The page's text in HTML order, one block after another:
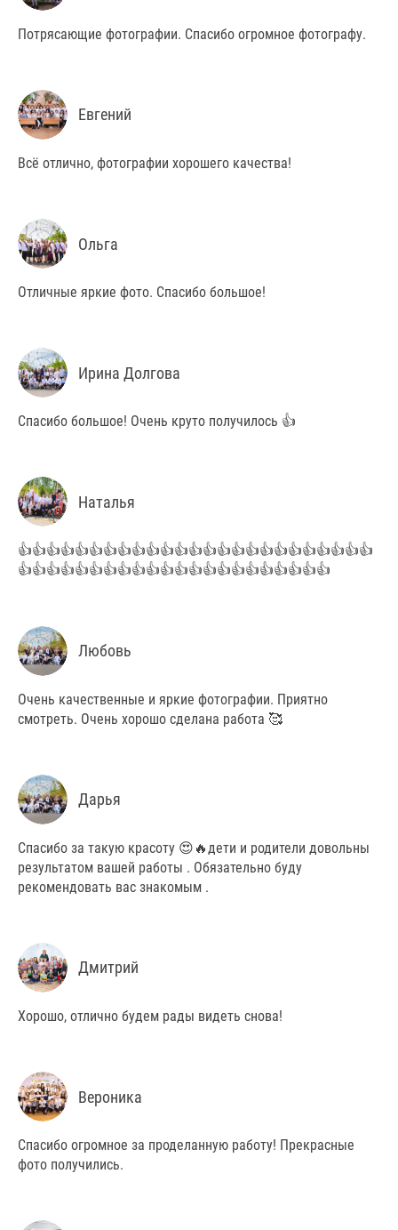
Потрясающие фотографии. Спасибо огромное фотографу.
Евгений
Всё отлично, фотографии хорошего качества!
Ольга
Отличные яркие фото. Спасибо большое!
Ирина Долгова
Спасибо большое! Очень круто получилось 👍
Наталья
👍👍👍👍👍👍👍👍👍👍👍👍👍👍👍👍👍👍👍👍👍👍👍👍👍
👍👍👍👍👍👍👍👍👍👍👍👍👍👍👍👍👍👍👍👍👍👍
Любовь
Очень качественные и яркие фотографии. Приятно
смотреть. Очень хорошо сделана работа 🥰
Дарья
Спасибо за такую красоту 😍🔥дети и родители довольны
результатом вашей работы . Обязательно буду
рекомендовать вас знакомым .
Дмитрий
Хорошо, отлично будем рады видеть снова!
Вероника
Спасибо огромное за проделанную работу! Прекрасные
фото получились.